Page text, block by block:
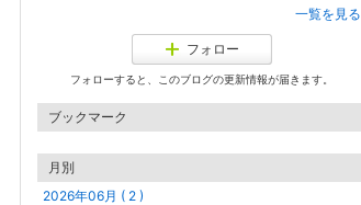
一覧を見る
フォロー
フォローすると、このブログの更新情報が届きます。
ブックマーク
月別
2026年06月 ( 2 )